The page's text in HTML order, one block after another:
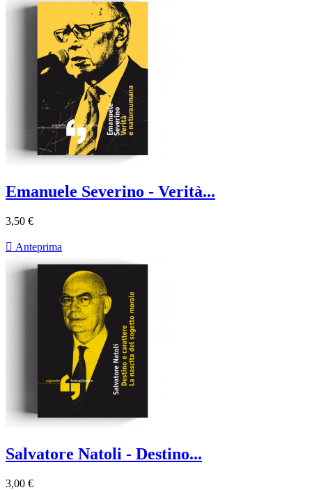
Emanuele Severino - Verità...
3,50 €
 Anteprima
Salvatore Natoli - Destino...
3,00 €